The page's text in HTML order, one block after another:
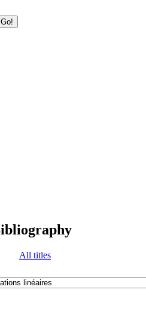
Go!
All titles